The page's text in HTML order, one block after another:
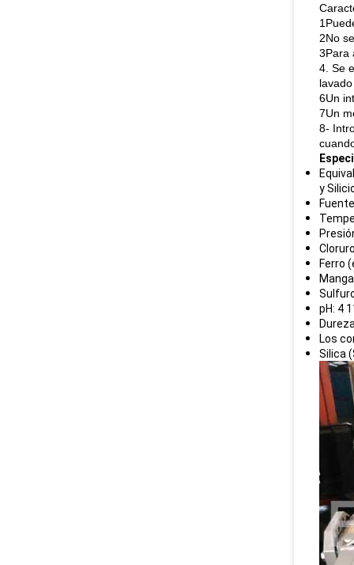
2No
3Para
4. Se
6Un
7Un
8-
y
Ferro
pH: 4
Los
Silica